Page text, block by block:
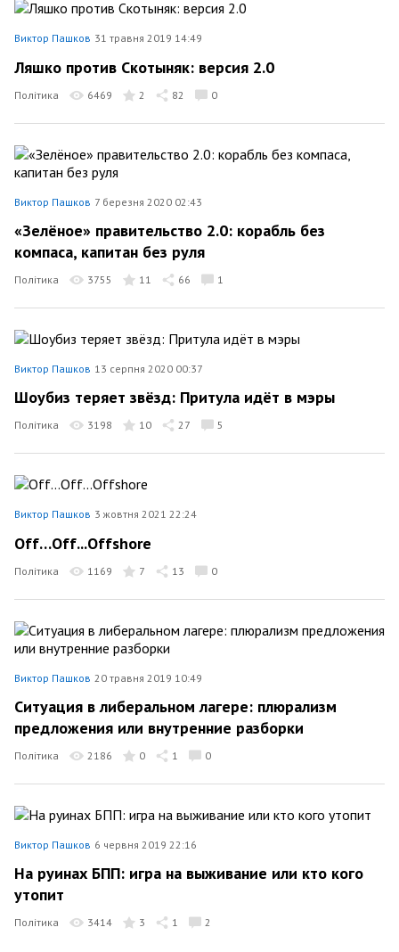
Виктор Пашков 31 травня 2019 14:49
Ляшко против Скотыняк: версия 2.0
Політика 6469 2 82 0
Виктор Пашков 7 березня 2020 02:43
«Зелёное» правительство 2.0: корабль без
компаса, капитан без руля
Політика 3755 11 66 1
Виктор Пашков 13 серпня 2020 00:37
Шоубиз теряет звёзд: Притула идёт в мэры
Політика 3198 10 27 5
Виктор Пашков 3 жовтня 2021 22:24
Off…Off...Offshore
Політика 1169 7 13 0
Виктор Пашков 20 травня 2019 10:49
Ситуация в либеральном лагере: плюрализм
предложения или внутренние разборки
Політика 2186 0 1 0
Виктор Пашков 6 червня 2019 22:16
На руинах БПП: игра на выживание или кто кого
утопит
Політика 3414 3 1 2